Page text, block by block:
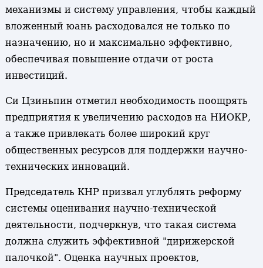
механизмы и систему управления, чтобы каждый
вложенный юань расходовался не только по
назначению, но и максимально эффективно,
обеспечивая повышение отдачи от роста
инвестиций.
Си Цзиньпин отметил необходимость поощрять
предприятия к увеличению расходов на НИОКР,
а также привлекать более широкий круг
общественных ресурсов для поддержки научно-
технических инноваций.
Председатель КНР призвал углублять реформу
системы оценивания научно-технической
деятельности, подчеркнув, что такая система
должна служить эффективной "дирижерской
палочкой". Оценка научных проектов,